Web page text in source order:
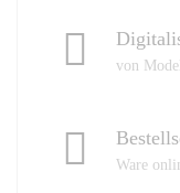
von
Ware